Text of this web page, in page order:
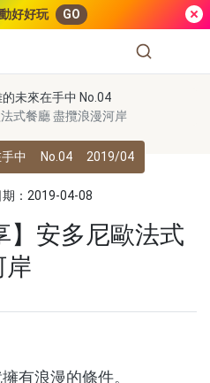
好好玩 GO
未來在手中 No.04
式餐廳 盡攬浪漫河岸
中 No.04 2019/04
期：2019-04-08
】安多尼歐法式
岸
有浪漫的條件。